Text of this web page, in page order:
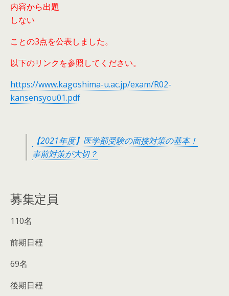
内容から出題
しない
ことの3点を公表しました。
以下のリンクを参照してください。
https://www.kagoshima-u.ac.jp/exam/R02-
kansensyou01.pdf
【2021年度】医学部受験の面接対策の基本！
事前対策が大切？
募集定員
110名
前期日程
69名
後期日程